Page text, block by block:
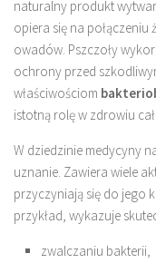
naturalny produkt
opiera się na połączeniu
owadów. Pszczoły
ochrony przed
właściwościom
istotną rolę w zdrowiu
W dziedzinie medycyny
uznanie. Zawiera wiele
przyczyniają się do jego
przykład, wykazuje
zwalczaniu bakterii,